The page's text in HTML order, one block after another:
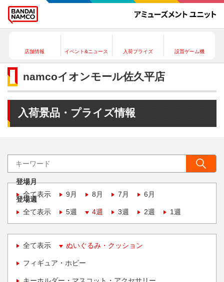
店舗情報 イベント&ニュース 入荷プライズ 設置ゲーム機
namcoイオンモール佐久平店
入荷景品・プライズ情報
登場月
全て表示
9月 8月 7月 6月
登場週
全て表示
5週 4週 3週 2週 1週
全て表示 ぬいぐるみ・クッション
フィギュア・ホビー